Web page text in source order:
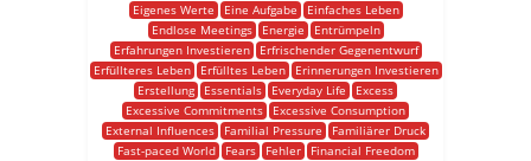
Eigenes Werte
Eine Aufgabe
Einfaches Leben
Endlose Meetings
Energie
Entrümpeln
Erfahrungen Investieren
Erfrischender Gegenentwurf
Erfüllteres Leben
Erfülltes Leben
Erinnerungen Investieren
Erstellung
Essentials Everyday Life
Excess
Excessive Commitments
Excessive Consumption
External Influences
Familial Pressure
Familiärer Druck
Fast-paced World
Fears Fehler
Financial Freedom